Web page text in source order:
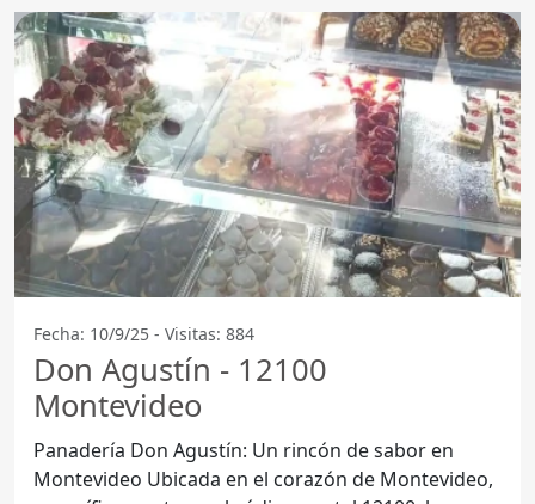
Fecha: 10/9/25 - Visitas: 884
Don Agustín - 12100
Montevideo
Panadería Don Agustín: Un rincón de sabor en
Montevideo Ubicada en el corazón de Montevideo,